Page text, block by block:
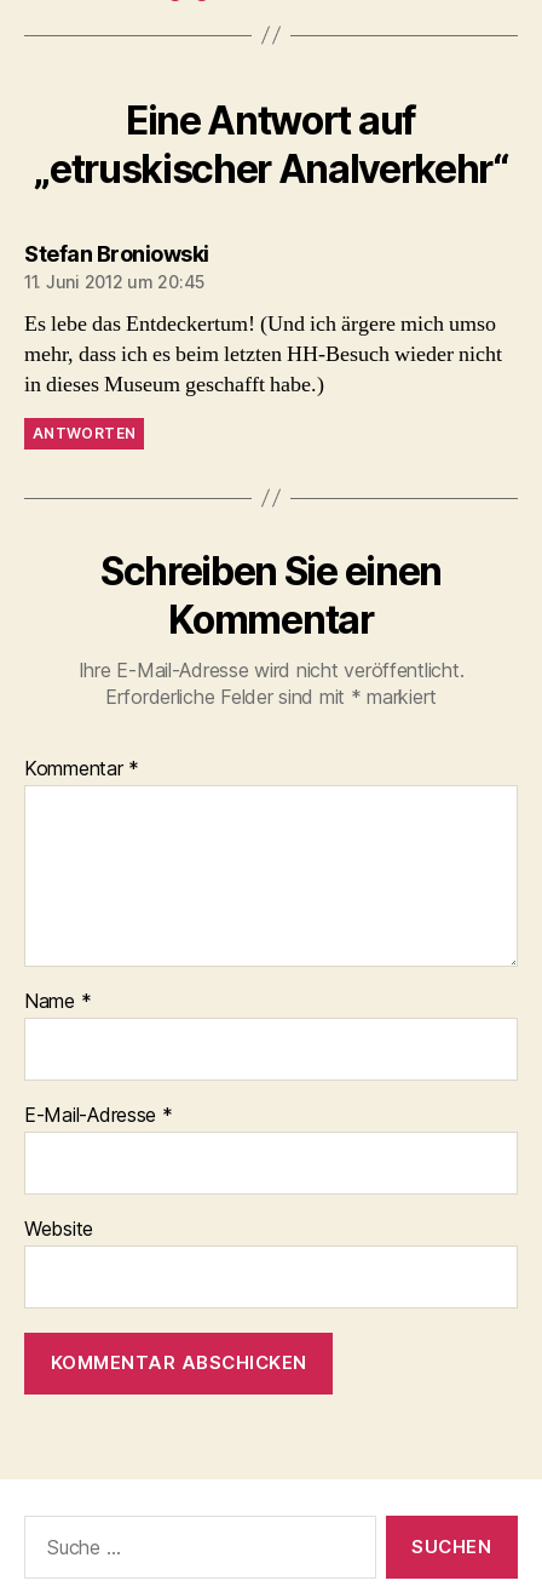
Eine Antwort auf
„etruskischer Analverkehr“
Stefan Broniowskisagt:
11. Juni 2012 um 20:45
Es lebe das Entdeckertum! (Und ich ärgere mich umso
mehr, dass ich es beim letzten HH-Besuch wieder nicht
in dieses Museum geschafft habe.)
ANTWORTEN
Schreiben Sie einen
Kommentar
Ihre E-Mail-Adresse wird nicht veröffentlicht.
Erforderliche Felder sind mit * markiert
Kommentar *
Name *
E-Mail-Adresse *
Website
nach: